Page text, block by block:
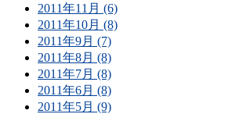
2011年11月 (6)
2011年10月 (8)
2011年9月 (7)
2011年8月 (8)
2011年7月 (8)
2011年6月 (8)
2011年5月 (9)